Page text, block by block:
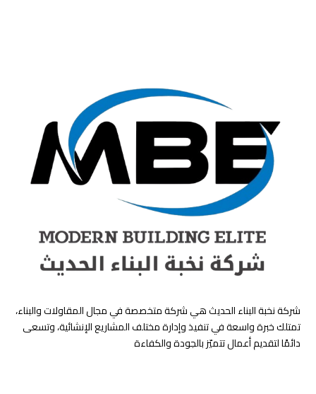
شركة نخبة البناء الحديث هي شركة متخصصة في مجال المقاولات والبناء،
تمتلك خبرة واسعة في تنفيذ وإدارة مختلف المشاريع الإنشائية، وتسعى
دائمًا لتقديم أعمال تتميّز بالجودة والكفاءة